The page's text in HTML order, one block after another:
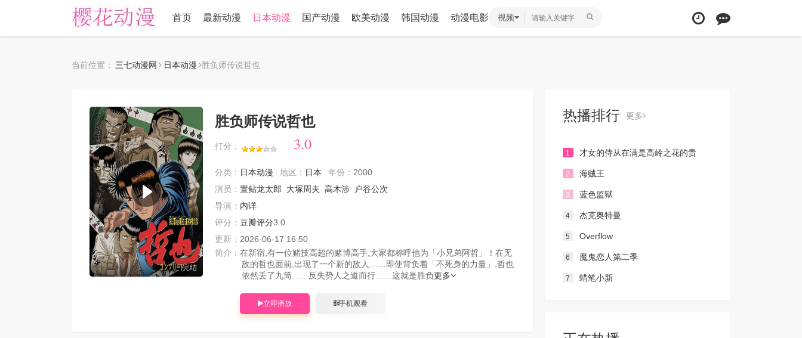
首页 最新动漫 日本动漫 国产动漫 欧美动漫 韩国动漫 动漫电影 视频
当前位置： 三七动漫网 日本动漫 胜负师传说哲也
完结
胜负师传说哲也
打分： 3.0
分类： 日本动漫 地区： 日本 年份： 2000
演员： 置鲇龙太郎 大塚周夫 高木涉
户谷公次
导演： 内详
评分： 豆瓣评分3.0
更新： 2026-06-17 16:50
简介： 在新宿,有一位赌技高超的赌博高手,大家都称呼他为「小兄弟阿哲」！在无
敌的哲也面前,出现了一个新的敌人……即使背负着「不死身的力量」,哲也
依然丢了九筒……反失势人之道而行……这就是胜负更多
立即播放 手机观看
热播排行 更多
1 才女的侍从在满是高岭之花的贵
族学校暗中照顾（毫无生活自理能力
的）学院第一大小姐
2 海贼王
3 蓝色监狱
4 杰克奥特曼
5 Overflow
6 魔鬼恋人第二季
7 蜡笔小新